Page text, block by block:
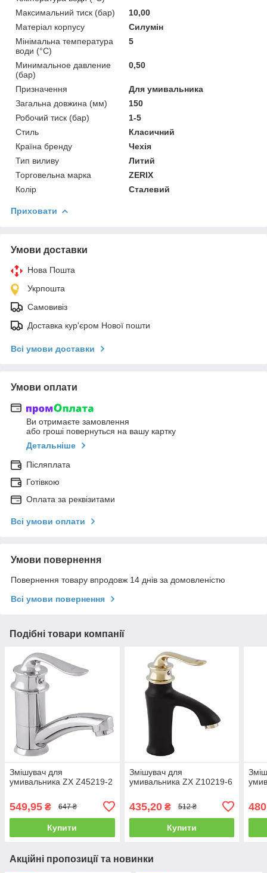
Максимальний тиск (бар)
10,00
Матеріал корпусу
Силумін
Мінімальна температура
води (°C)
5
Минимальное давление
(бар)
0,50
Призначення
Для умивальника
Загальна довжина (мм)
150
Робочий тиск (бар)
1-5
Стиль
Класичний
Країна бренду
Чехія
Тип виливу
Литий
Торговельна марка
ZERIX
Колір
Сталевий
Приховати
Умови доставки
Нова Пошта
Укрпошта
Самовивіз
Доставка кур'єром Нової пошти
Всі умови доставки
Умови оплати
Ви отримаєте замовлення
або гроші повернуться на вашу картку
Детальніше
Післяплата
Готівкою
Оплата за реквізитами
Всі умови оплати
Умови повернення
Повернення товару впродовж 14 днів за домовленістю
Всі умови повернення
Подібні товари компанії
Змішувач для
умивальника ZX Z45219-2
549,95 ₴ 647 ₴
Купити
Змішувач для
умивальника ZX Z10219-6
435,20₴ 512 ₴
Купити
Акційні пропозиції та новинки